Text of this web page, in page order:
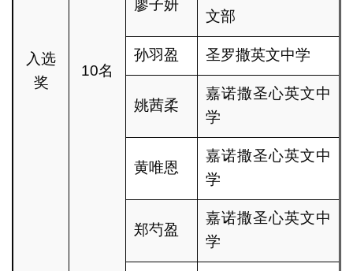
入选
奖
10名
廖子妍
文部
孙羽盈 圣罗撒英文中学
姚茜柔
嘉诺撒圣心英文中
学
黄唯恩
嘉诺撒圣心英文中
学
郑芍盈
嘉诺撒圣心英文中
学